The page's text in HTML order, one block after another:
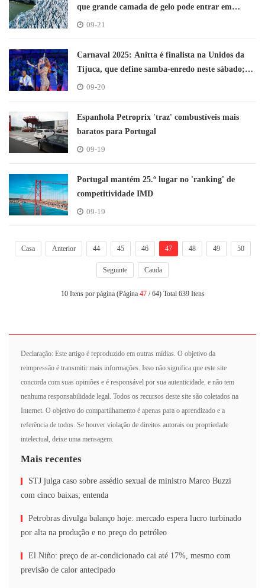
que grande camada de gelo pode entrar em
colapso
09-21
Carnaval 2025: Anitta é finalista na Unidos da
Tijuca, que define samba-enredo neste sábado;
confira o calendário completo
09-20
Espanhola Petroprix 'traz' combustíveis mais
baratos para Portugal
09-19
Portugal mantém 25.º lugar no 'ranking' de
competitividade IMD
09-19
Casa Anterior 44 45 46 47 48 49 50
Seguinte Cauda
10 Itens por página (Página 47/ 64) Total 639 Itens
Declaração: Este artigo é reproduzido em outras mídias. O objetivo da
reimpressão é transmitir mais informações. Isso não significa que este site
concorda com suas opiniões e é responsável por sua autenticidade, e não tem
nenhuma responsabilidade legal. Todos os recursos deste site são coletados na
Internet. O objetivo do compartilhamento é apenas para o aprendizado e a
referência de todos. Se houver violação de direitos autorais ou propriedade
intelectual, deixe uma mensagem.
Mais recentes
STJ julga caso sobre assédio sexual de ministro Marco Buzzi
com cinco baixas; entenda
Petrobras divulga balanço hoje: mercado espera lucro turbinado
por alta na produção e no preço do petróleo
El Niño: preço de ar-condicionado cai até 17%, mesmo com
previsão de calor antecipado